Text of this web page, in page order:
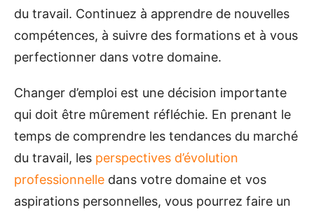
du travail. Continuez à apprendre de nouvelles
compétences, à suivre des formations et à vous
perfectionner dans votre domaine.
Changer d’emploi est une décision importante
qui doit être mûrement réfléchie. En prenant le
temps de comprendre les tendances du marché
du travail, les perspectives d’évolution
professionnelle dans votre domaine et vos
aspirations personnelles, vous pourrez faire un